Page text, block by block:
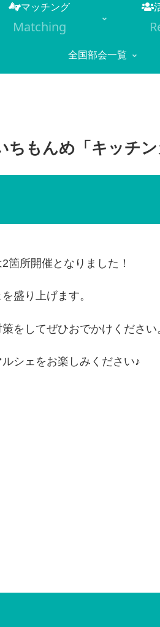
マッチング
Matching
全国部会一覧
もんめ「キッチ
箇所開催となりました！
盛り上げます。
をしてぜひおでかけください
シェをお楽しみください♪